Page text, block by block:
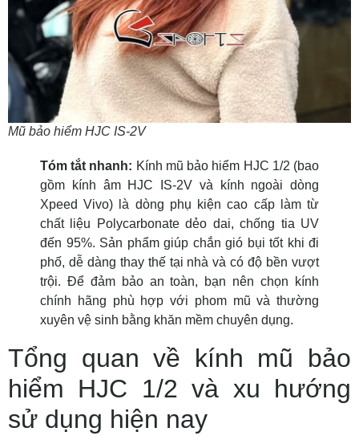
Mũ bảo hiểm HJC IS-2V
Tóm tắt nhanh: Kính mũ bảo hiểm HJC 1/2 (bao
gồm kính âm HJC IS-2V và kính ngoài dòng
Xpeed Vivo) là dòng phụ kiện cao cấp làm từ
chất liệu Polycarbonate dẻo dai, chống tia UV
đến 95%. Sản phẩm giúp chắn gió bụi tốt khi đi
phố, dễ dàng thay thế tại nhà và có độ bền vượt
trội. Để đảm bảo an toàn, bạn nên chọn kính
chính hãng phù hợp với phom mũ và thường
xuyên vệ sinh bằng khăn mềm chuyên dụng.
Tổng quan về kính mũ bảo
hiểm HJC 1/2 và xu hướng
sử dụng hiện nay